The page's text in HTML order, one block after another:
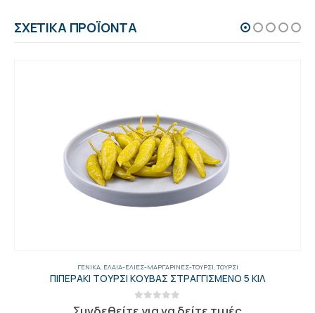
ΣΧΕΤΙΚΆ ΠΡΟΪΌΝΤΑ
ΓΕΝΙΚΑ, ΈΛΑΙΑ-ΕΛΙΈΣ-ΜΑΡΓΑΡΊΝΕΣ-ΤΟΥΡΣΊ,ΤΟΥΡΣΊ
ΠΙΠΕΡΑΚΙ ΤΟΥΡΣΙ ΚΟΥΒΑΣ ΣΤΡΑΓΓΙΣΜΕΝΟ 5 ΚΙΛ
out of 5